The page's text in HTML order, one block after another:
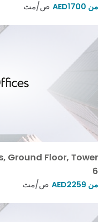
من AED1700 ص/مث
Ground Floor, Tower
6
من AED2259 ص/مث